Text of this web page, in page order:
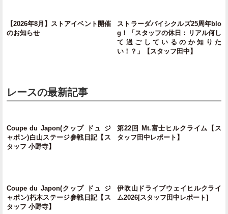
【2026年8月】ストアイベント開催
のお知らせ
ストラーダバイシクルズ25周年blo
g！「スタッフの休日：リアル何し
て過ごしているのか知りた
い！？」【スタッフ田中】
レースの最新記事
Coupe du Japon(クップ ドュ ジ
ャポン)白山ステージ参戦日記【ス
タッフ 小野寺】
第22回 Mt.富士ヒルクライム【ス
タッフ田中レポート】
Coupe du Japon(クップ ドュ ジ
ャポン)朽木ステージ参戦日記【ス
タッフ 小野寺】
伊吹山ドライブウェイヒルクライ
ム2026[スタッフ田中レポート]